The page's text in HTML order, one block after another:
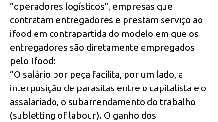
“operadores logísticos”, empresas que
contratam entregadores e prestam serviço ao
ifood em contrapartida do modelo em que os
entregadores são diretamente empregados
pelo Ifood:
“O salário por peça facilita, por um lado, a
interposição de parasitas entre o capitalista e o
assalariado, o subarrendamento do trabalho
(subletting of labour). O ganho dos